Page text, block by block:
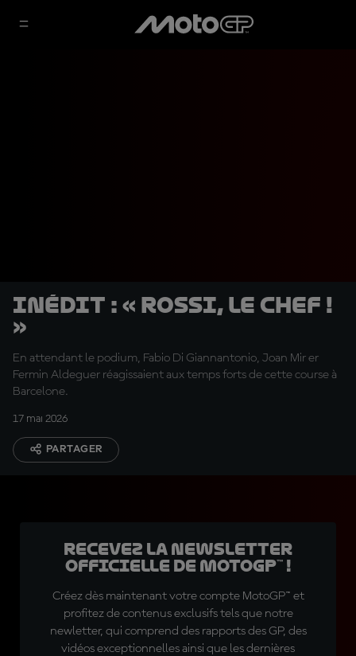
INÉDIT : « Rossi, le chef !
»
En attendant le podium, Fabio Di Giannantonio, Joan Mir er
Fermin Aldeguer réagissaient aux temps forts de cette course à
Barcelone.
17 mai 2026
PARTAGER
Recevez la Newsletter
officielle de MotoGP™ !
Créez dès maintenant votre compte MotoGP™ et
profitez de contenus exclusifs tels que notre
newletter, qui comprend des rapports des GP, des
vidéos exceptionnelles ainsi que les dernières